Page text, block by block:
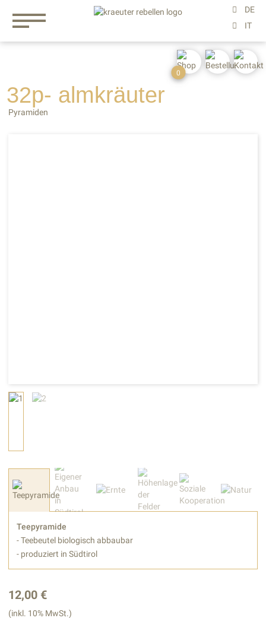
32p- almkräuter
Pyramiden
Teepyramide
- Teebeutel biologisch abbaubar
- produziert in Südtirol
12,00 €
(inkl. 10% MwSt.)
0